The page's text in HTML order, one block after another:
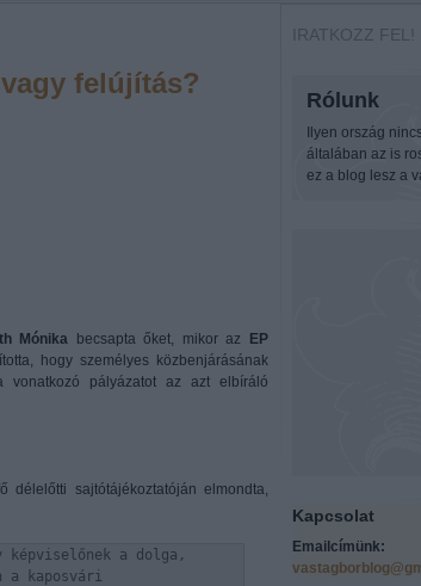
felújítás?
Mónika becsapta őket, mikor az
EP
hogy személyes közbenjárásának
vonatkozó pályázatot az azt elbíráló
délelőtti sajtótájékoztatóján elmondta,
a dolga,
a kaposvári
IRATKOZZ FEL!
Rólunk
Ilyen ország
általában az is
ez a blog lesz a
Kapcsolat
Emailcímünk: